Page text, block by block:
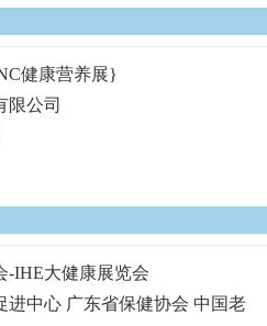
健康营养展}
限公司
-IHE大健康展览会
进中心 广东省保健协会 中国老